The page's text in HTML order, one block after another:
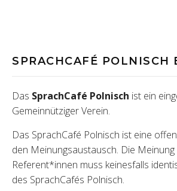
SPRACHCAFÉ POLNISCH
Das SprachCafé Polnisch ist ein
Gemeinnütziger Verein.
Das SprachCafé Polnisch ist eine
den Meinungsaustausch. Die
Referent*innen muss keinesfalls
des SprachCafés Polnisch.